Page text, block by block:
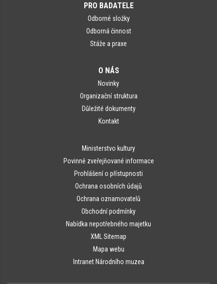
PRO BADATELE
Odborné složky
Odborná činnost
Stáže a praxe
O NÁS
Novinky
Organizační struktura
Důležité dokumenty
Kontakt
Ministerstvo kultury
Povinně zveřejňované informace
Prohlášení o přístupnosti
Ochrana osobních údajů
Ochrana oznamovatelů
Obchodní podmínky
Nabídka nepotřebného majetku
XML Sitemap
Mapa webu
Intranet Národního muzea